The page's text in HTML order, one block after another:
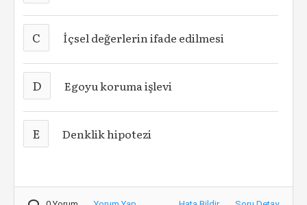
C İçsel değerlerin ifade edilmesi
D Egoyu koruma işlevi
E Denklik hipotezi